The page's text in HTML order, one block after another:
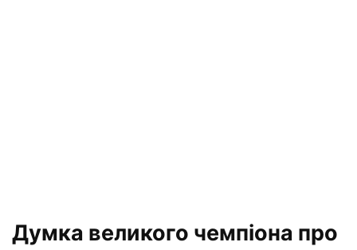
Думка великого чемпіона про